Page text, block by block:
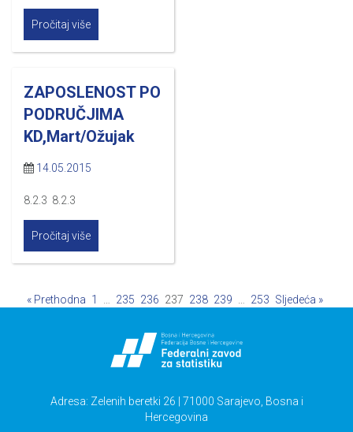
Pročitaj više
ZAPOSLENOST PO
PODRUČJIMA
KD,Mart/Ožujak
14.05.2015
8.2.3 8.2.3
Pročitaj više
« Prethodna 1 235 236 237 238 239 253 Sljedeća »
Adresa: Zelenih beretki 26 | 71000 Sarajevo, Bosna i
Hercegovina